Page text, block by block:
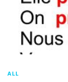
ALL